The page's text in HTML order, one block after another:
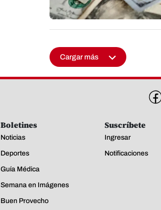
Cargar más
Boletines
Noticias
Deportes
Guía Médica
Semana en Imágenes
Buen Provecho
Suscríbete
Ingresar
Notificaciones